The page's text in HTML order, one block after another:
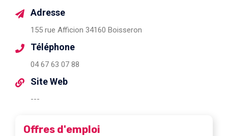
Adresse
155 rue Afficion 34160 Boisseron
Téléphone
04 67 63 07 88
Site Web
---
Offres d'emploi